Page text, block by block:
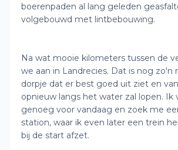
boerenpaden al lang geleden
volgebouwd met lintbebouwing.
Na wat mooie kilometers tussen de
we aan in Landrecies. Dat is nog zo'n
dorpje dat er best goed uit ziet en
opnieuw langs het water zal lopen. Ik
genoeg voor vandaag en zoek me
station, waar ik even later een trein
bij de start afzet.